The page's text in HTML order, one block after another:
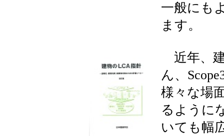
一般にも
ます。
近年、
ん、
様々な場
るように
いても幅